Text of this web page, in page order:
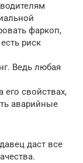
фаркоп,
риск
Ведь любая
его свойствах,
аварийные
даст все